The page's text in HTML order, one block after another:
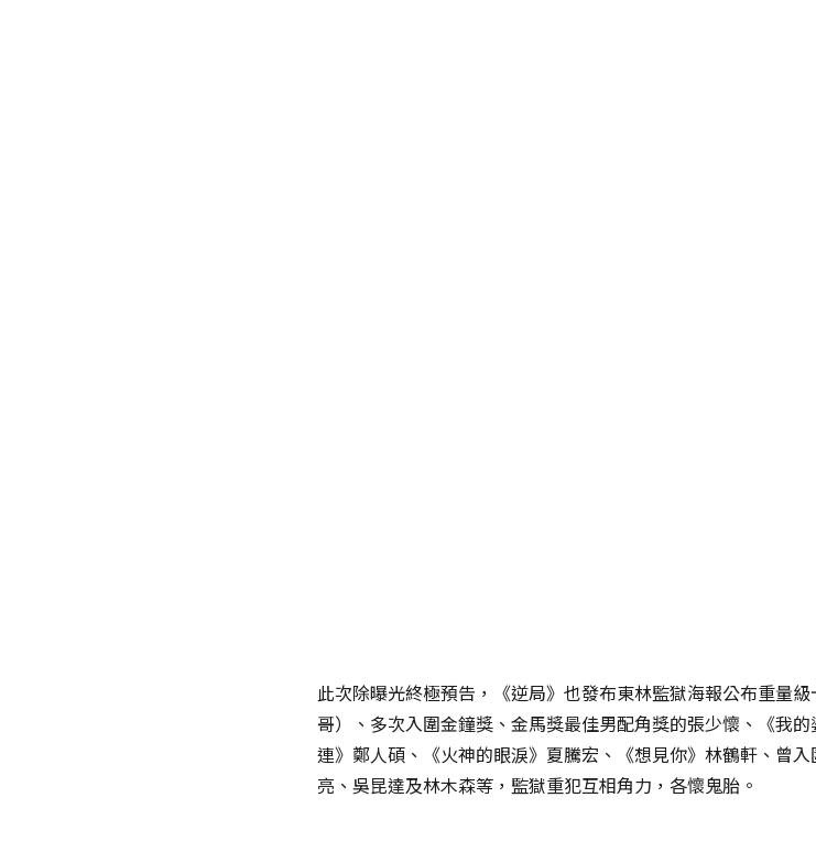
此次除曝光終極預告，《逆局》也發布東林監獄海報公布重量
哥）、多次入圍金鐘獎、金馬獎最佳男配角獎的張少懷、《我
連》鄭人碩、《火神的眼淚》夏騰宏、《想見你》林鶴軒、曾
亮、吳昆達及林木森等，監獄重犯互相角力，各懷鬼胎。